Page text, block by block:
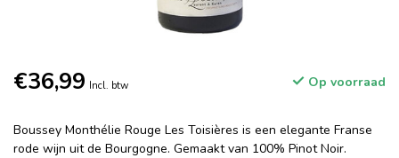
€36,99 Incl. btw Op voorraad
Boussey Monthélie Rouge Les Toisières is een elegante Franse
rode wijn uit de Bourgogne. Gemaakt van 100% Pinot Noir.